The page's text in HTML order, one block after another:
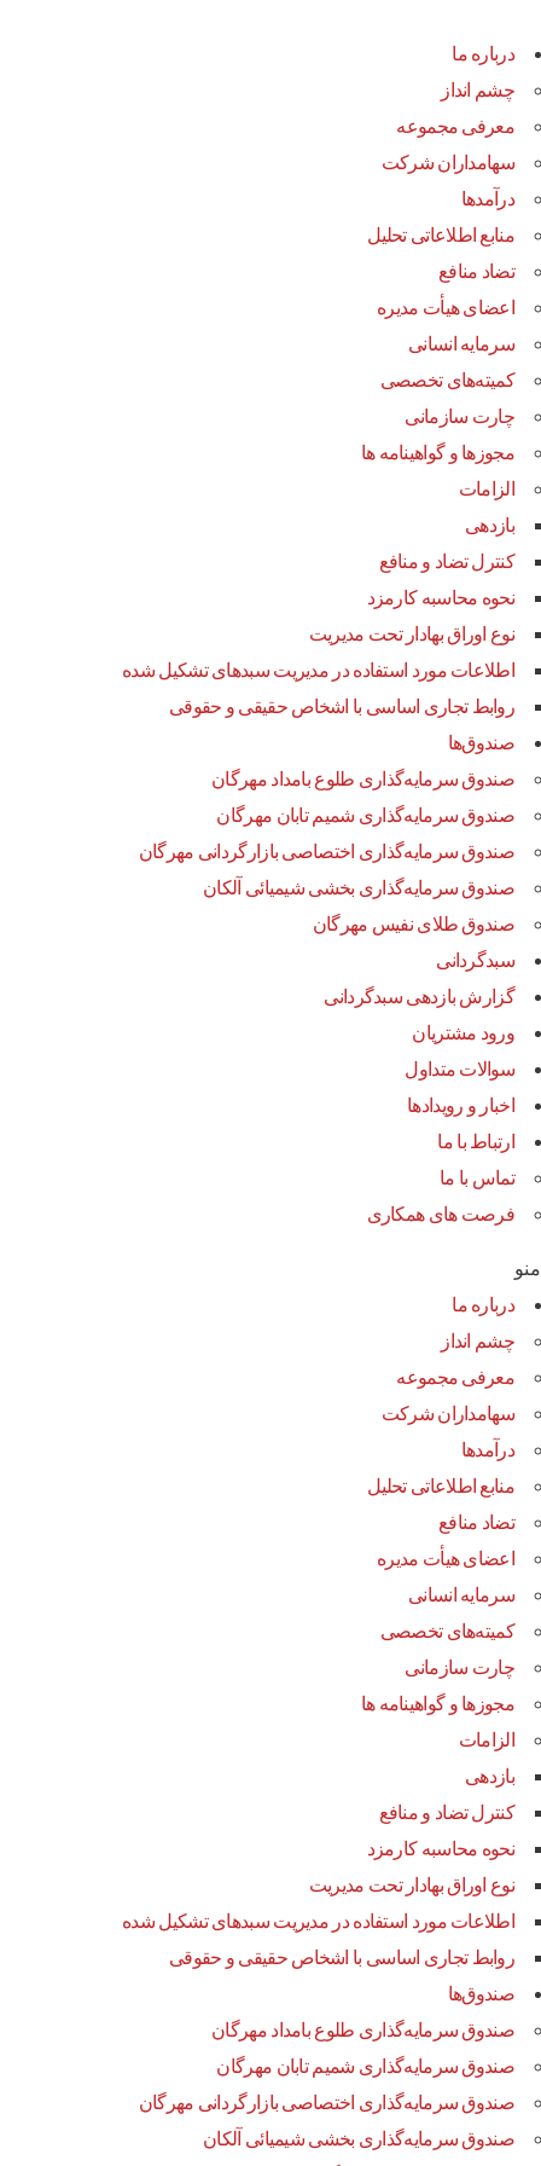
درباره ما
چشم انداز
معرفی مجموعه
سهامداران شرکت
درآمد‌ها
منابع اطلاعاتی تحلیل
تضاد منافع
اعضای هیأت مدیره
سرمایه انسانی
کمیته‌های تخصصی
چارت سازمانی
مجوزها و گواهینامه ها
الزامات
بازدهی
کنترل تضاد و منافع
نحوه محاسبه کارمزد
نوع اوراق بهادار تحت مدیریت
اطلاعات مورد استفاده در مدیریت سبدهای تشکیل شده
روابط تجاری اساسی با اشخاص حقیقی و حقوقی
صندوق‌ها
صندوق سرمایه‌گذاری طلوع بامداد مهرگان
صندوق سرمایه‌گذاری شمیم تابان مهرگان
صندوق سرمایه‌گذاری اختصاصی بازارگردانی مهرگان
صندوق سرمایه‌گذاری بخشی شیمیائی آلکان
صندوق طلای نفیس مهرگان
سبدگردانی
گزارش بازدهی سبدگردانی
ورود مشتریان
سوالات متداول
اخبار و رویدادها
ارتباط با ما
تماس با ما
فرصت های همکاری
منو
درباره ما
چشم انداز
معرفی مجموعه
سهامداران شرکت
درآمد‌ها
منابع اطلاعاتی تحلیل
تضاد منافع
اعضای هیأت مدیره
سرمایه انسانی
کمیته‌های تخصصی
چارت سازمانی
مجوزها و گواهینامه ها
الزامات
بازدهی
کنترل تضاد و منافع
نحوه محاسبه کارمزد
نوع اوراق بهادار تحت مدیریت
اطلاعات مورد استفاده در مدیریت سبدهای تشکیل شده
روابط تجاری اساسی با اشخاص حقیقی و حقوقی
صندوق‌ها
صندوق سرمایه‌گذاری طلوع بامداد مهرگان
صندوق سرمایه‌گذاری شمیم تابان مهرگان
صندوق سرمایه‌گذاری اختصاصی بازارگردانی مهرگان
صندوق سرمایه‌گذاری بخشی شیمیائی آلکان